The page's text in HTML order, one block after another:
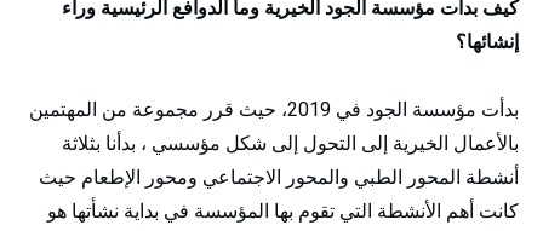
كيف بدأت مؤسسة الجود الخيرية وما الدوافع الرئيسية وراء
إنشائها؟
بدأت مؤسسة الجود في 2019، حيث قرر مجموعة من المهتمين
بالأعمال الخيرية إلى التحول إلى شكل مؤسسي ، بدأنا بثلاثة
أنشطة المحور الطبي والمحور الاجتماعي ومحور الإطعام حيث
كانت أهم الأنشطة التي تقوم بها المؤسسة في بداية نشأتها هو